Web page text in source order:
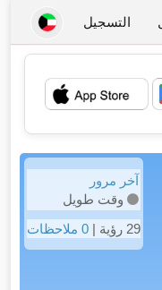
التسجيل
آخر مرور
وقت طويل
29 رؤية |
0 ملاحظات